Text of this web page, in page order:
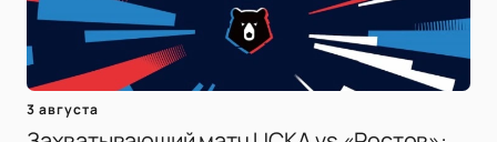
3 августа